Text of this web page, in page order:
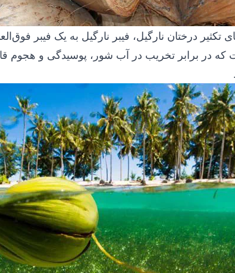
تکثیر درختان نارگیل، فیبر نارگیل به یک فیبر
که در برابر تخریب در آب شور، پوسیدگی و هجوم